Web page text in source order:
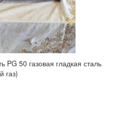
50 газовая гладкая сталь
газ)